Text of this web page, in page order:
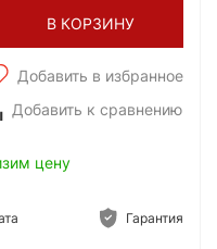
В КОРЗИНУ
Добавить в избранное
Добавить к сравнению
цену
Гарантия